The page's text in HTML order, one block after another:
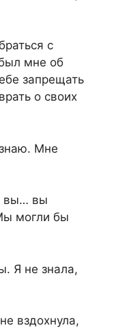
с
мне об
запрещать
о своих
Мне
вы… вы
могли бы
Я не знала,
вздохнула,